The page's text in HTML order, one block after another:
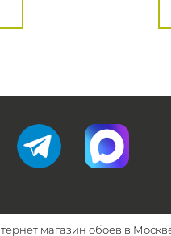
магазин обоев в